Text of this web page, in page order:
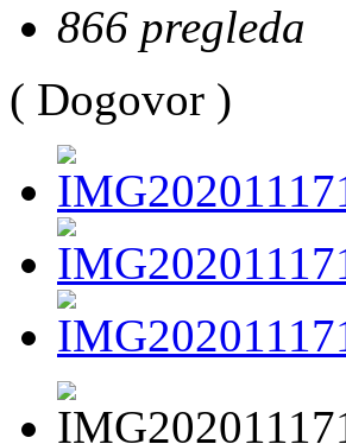
866 pregleda
( Dogovor )